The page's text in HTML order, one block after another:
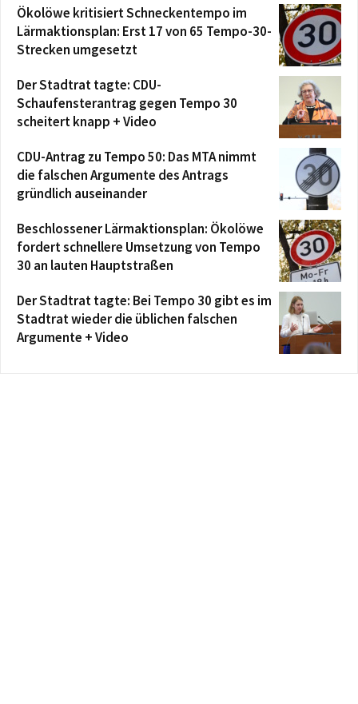
Ökolöwe kritisiert Schneckentempo im
Lärmaktionsplan: Erst 17 von 65 Tempo-30-
Strecken umgesetzt
Der Stadtrat tagte: CDU-
Schaufensterantrag gegen Tempo 30
scheitert knapp + Video
CDU-Antrag zu Tempo 50: Das MTA nimmt
die falschen Argumente des Antrags
gründlich auseinander
Beschlossener Lärmaktionsplan: Ökolöwe
fordert schnellere Umsetzung von Tempo
30 an lauten Hauptstraßen
Der Stadtrat tagte: Bei Tempo 30 gibt es im
Stadtrat wieder die üblichen falschen
Argumente + Video